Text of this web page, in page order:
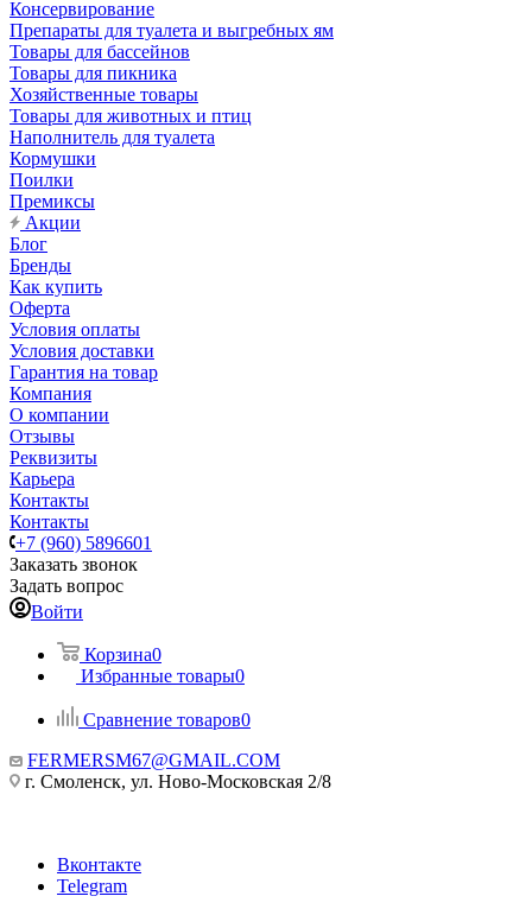
Консервирование
Препараты для туалета и выгребных ям
Товары для бассейнов
Товары для пикника
Хозяйственные товары
Товары для животных и птиц
Наполнитель для туалета
Кормушки
Поилки
Премиксы
Акции
Блог
Бренды
Как купить
Оферта
Условия оплаты
Условия доставки
Гарантия на товар
Компания
О компании
Отзывы
Реквизиты
Карьера
Контакты
Контакты
+7 (960) 5896601
Заказать звонок
Задать вопрос
Войти
Корзина0
Избранные товары0
Сравнение товаров0
FERMERSM67@GMAIL.COM
г. Смоленск, ул. Ново-Московская 2/8
Вконтакте
Telegram